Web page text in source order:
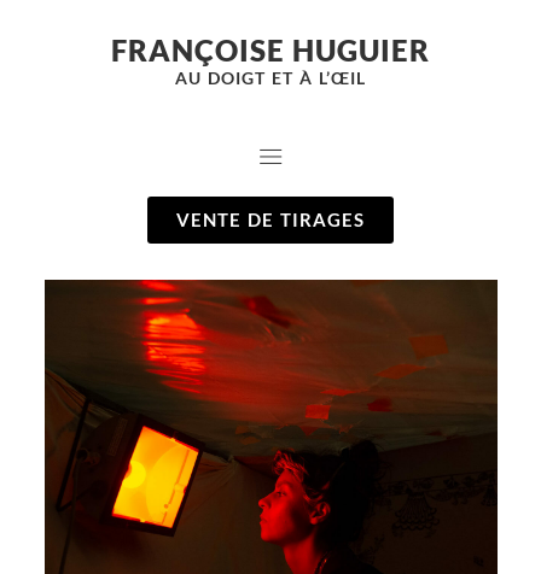
FRANÇOISE HUGUIER
AU DOIGT ET À L’ŒIL
VENTE DE TIRAGES